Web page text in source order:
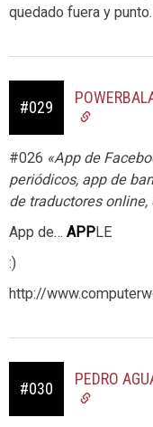
quedado fuera y
#029
#026 «App de
periódicos, app de
de traductores online,
App de… APPLE
:)
http://
#030
PEDRO